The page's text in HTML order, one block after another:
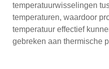
temperatuurwisselingen
temperaturen, waardoor
temperatuur effectief
gebreken aan thermische